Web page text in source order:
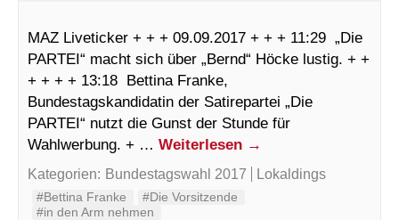
MAZ Liveticker + + + 09.09.2017 + + + 11:29 „Die
PARTEI“ macht sich über „Bernd“ Höcke lustig. + +
+ + + + 13:18 Bettina Franke,
Bundestagskandidatin der Satirepartei „Die
PARTEI“ nutzt die Gunst der Stunde für
Wahlwerbung. + … Weiterlesen →
Kategorien: Bundestagswahl 2017 Lokaldings
#Bettina Franke
#Die Vorsitzende
#in den Arm nehmen